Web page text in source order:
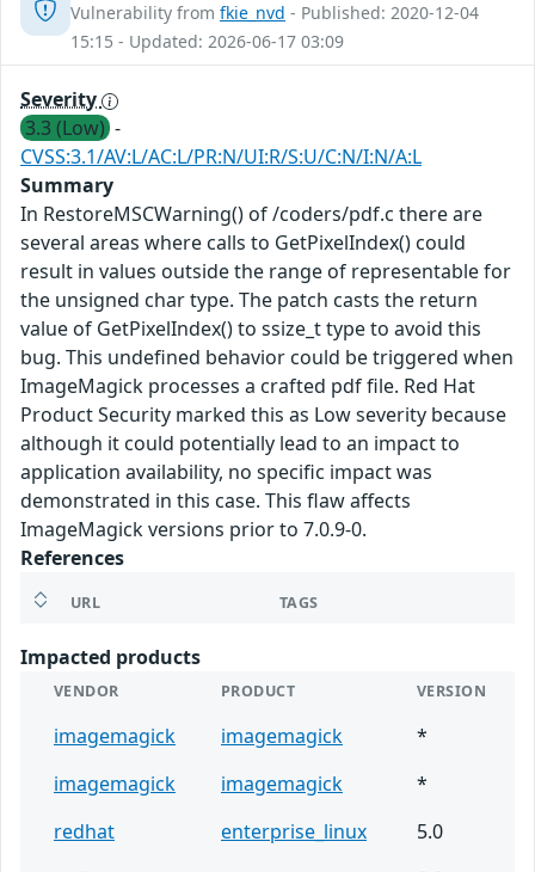
Vulnerability from fkie_nvd - Published: 2020-12-04
15:15 - Updated: 2026-06-17 03:09
Severity
3.3 (Low) -
CVSS:3.1/AV:L/AC:L/PR:N/UI:R/S:U/C:N/I:N/A:L
Summary
In RestoreMSCWarning() of /coders/pdf.c there are
several areas where calls to GetPixelIndex() could
result in values outside the range of representable for
the unsigned char type. The patch casts the return
value of GetPixelIndex() to ssize_t type to avoid this
bug. This undefined behavior could be triggered when
ImageMagick processes a crafted pdf file. Red Hat
Product Security marked this as Low severity because
although it could potentially lead to an impact to
application availability, no specific impact was
demonstrated in this case. This flaw affects
ImageMagick versions prior to 7.0.9-0.
References
URL TAGS
Impacted products
VENDOR PRODUCT VERSION
imagemagick imagemagick
*
imagemagick
imagemagick
*
redhat
enterprise_linux
5.0